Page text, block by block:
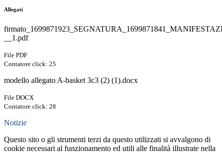
Allegati
__1.pdf
File PDF
Contatore click: 25
modello allegato A-basket 3c3 (2) (1).docx
File DOCX
Contatore click: 28
Notizie
Questo sito o gli strumenti terzi da questo utilizzati si avvalgono di
cookie necessari al funzionamento ed utili alle finalità illustrate nella